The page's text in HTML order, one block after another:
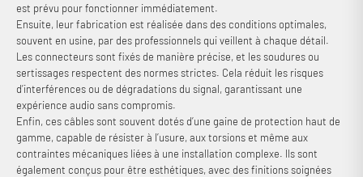
est prévu pour fonctionner immédiatement.
Ensuite, leur fabrication est réalisée dans des conditions optimales,
souvent en usine, par des professionnels qui veillent à chaque détail.
Les connecteurs sont fixés de manière précise, et les soudures ou
sertissages respectent des normes strictes. Cela réduit les risques
d’interférences ou de dégradations du signal, garantissant une
expérience audio sans compromis.
Enfin, ces câbles sont souvent dotés d’une gaine de protection haut de
gamme, capable de résister à l’usure, aux torsions et même aux
contraintes mécaniques liées à une installation complexe. Ils sont
également conçus pour être esthétiques, avec des finitions soignées